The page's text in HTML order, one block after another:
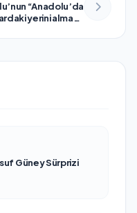
“Anadolu’da
yerini almaya
Güney Sürprizi